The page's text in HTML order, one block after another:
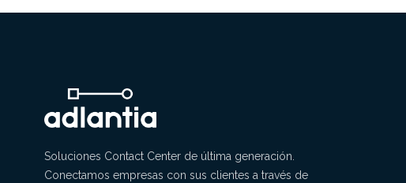
Soluciones Contact Center de última generación.
Conectamos empresas con sus clientes a través de